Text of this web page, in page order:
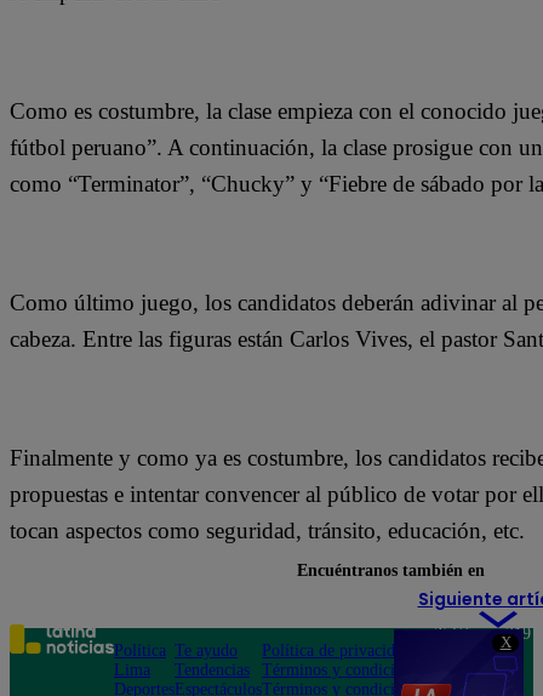
X
Como es costumbre, la clase empieza con el conocido
fútbol peruano”. A continuación, la clase prosigue con
como “Terminator”, “Chucky” y “Fiebre de sábado por
Como último juego, los candidatos deberán adivinar al
cabeza. Entre las figuras están Carlos Vives, el pastor
Finalmente y como ya es costumbre, los candidatos
propuestas e intentar convencer al público de votar por
tocan aspectos como seguridad, tránsito, educación, etc.
Siguiente
Encuéntranos también en
Política
Lima
Deportes
Te ayudo
Tendencias
Espectáculos
Política de privacidad
Términos y condiciones
Términos y condiciones
Teléfono: 219
Av. San
Felipe 968